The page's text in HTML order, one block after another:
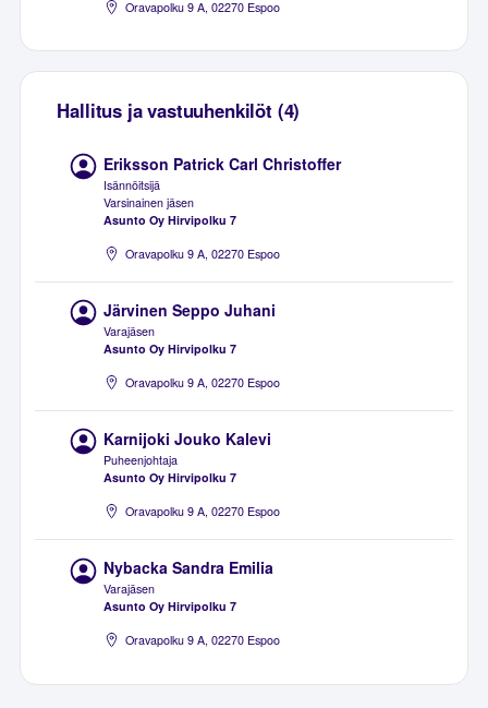
Oravapolku 9 A, 02270 Espoo
Hallitus ja vastuuhenkilöt (4)
Eriksson Patrick Carl Christoffer
Isännöitsijä
Varsinainen jäsen
Asunto Oy Hirvipolku 7
Oravapolku 9 A, 02270 Espoo
Järvinen Seppo Juhani
Varajäsen
Asunto Oy Hirvipolku 7
Oravapolku 9 A, 02270 Espoo
Karnijoki Jouko Kalevi
Puheenjohtaja
Asunto Oy Hirvipolku 7
Oravapolku 9 A, 02270 Espoo
Nybacka Sandra Emilia
Varajäsen
Asunto Oy Hirvipolku 7
Oravapolku 9 A, 02270 Espoo